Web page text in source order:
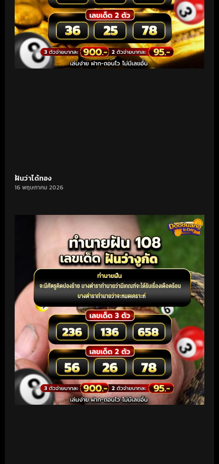
ฝันว่าได้ทอง
16 พฤษภาคม 2026